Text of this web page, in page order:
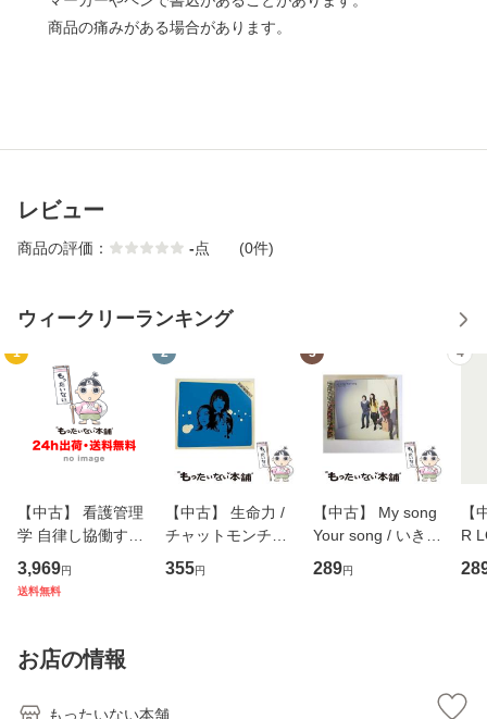
商品の痛みがある場合があります。
レビュー
商品の評価： -点 (0件)
ウィークリーランキング
1
【中古】 看護管理
学 自律し協働する
専門職の看護マネ
ジメントスキル 改
恵 藤本幸三 / 南江
堂 [単行
3,969円
送料無料
2
【中古】 生命力 /
チャットモンチー /
キューンレコード
[CD]【メール便送
355円
3
【中古】 My song
Your song / いきも
のがかり / [CD]
【メール便送料無
289円
4
【
R
産
お店の情報
もったいない本舗